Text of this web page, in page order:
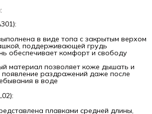
в виде топа с закрытым верхом
поддерживающей грудь
обеспечивает комфорт и свободу
материал позволяет коже дышать и
раздражений даже после
в воде
плавками средней длины,